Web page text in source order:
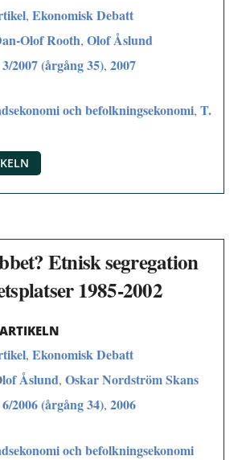
,Ekonomisk Debatt
Olof Rooth,Olof Åslund
3/2007 (årgång 35),2007
och befolkningsekonomi,T.
Etnisk segregation
1985-2002
,Ekonomisk Debatt
Åslund,Oskar Nordström Skans
6/2006 (årgång 34),2006
och befolkningsekonomi